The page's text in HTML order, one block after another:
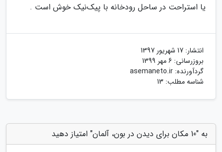
یا استراحت در ساحل رودخانه با پیک‌نیک خوش است .
انتشار: 17 شهریور 1397
بروزرسانی: 6 مهر 1399
گردآورنده: asemaneto.ir
شناسه مطلب: 13
به "10 مکان برای دیدن در بون، آلمان" امتیاز دهید